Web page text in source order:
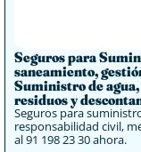
Seguros para
saneamiento,
Suministro de
residuos y
Seguros para
responsabilidad civil,
al 91 198 23 30 ahora.